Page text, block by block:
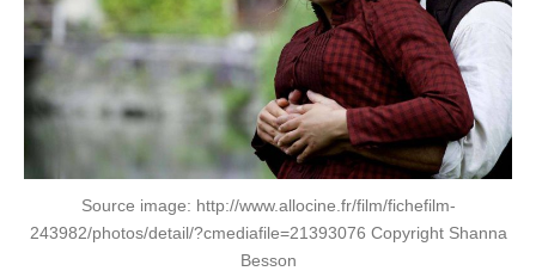
e
s
Source image: http://www.allocine.fr/film/fichefilm-
243982/photos/detail/?cmediafile=21393076 Copyright Shanna
Besson